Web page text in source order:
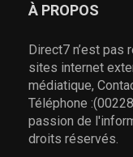
À PROPOS
Direct7 n’est pas
sites internet
médiatique,
Téléphone
passion de
droits réservés.